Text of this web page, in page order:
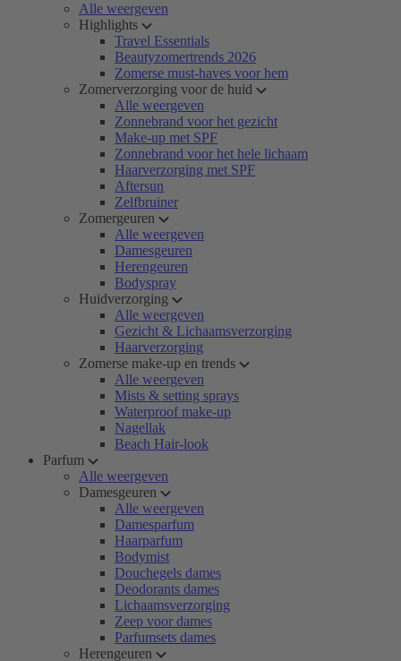
Alle weergeven
Highlights
Travel Essentials
Beautyzomertrends 2026
Zomerse must-haves voor hem
Zomerverzorging voor de huid
Alle weergeven
Zonnebrand voor het gezicht
Make-up met SPF
Zonnebrand voor het hele lichaam
Haarverzorging met SPF
Aftersun
Zelfbruiner
Zomergeuren
Alle weergeven
Damesgeuren
Herengeuren
Bodyspray
Huidverzorging
Alle weergeven
Gezicht & Lichaamsverzorging
Haarverzorging
Zomerse make-up en trends
Alle weergeven
Mists & setting sprays
Waterproof make-up
Nagellak
Beach Hair-look
Parfum
Alle weergeven
Damesgeuren
Alle weergeven
Damesparfum
Haarparfum
Bodymist
Douchegels dames
Deodorants dames
Lichaamsverzorging
Zeep voor dames
Parfumsets dames
Herengeuren